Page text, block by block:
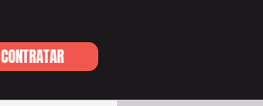
CONTRATAR